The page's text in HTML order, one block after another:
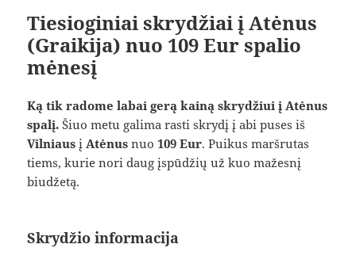
Tiesioginiai skrydžiai į Atėnus
(Graikija) nuo 109 Eur spalio
mėnesį
Ką tik radome labai gerą kainą skrydžiui į Atėnus
spalį. Šiuo metu galima rasti skrydį į abi puses iš
Vilniaus įAtėnus nuo109 Eur. Puikus maršrutas
tiems, kurie nori daug įspūdžių už kuo mažesnį
biudžetą.
Skrydžio informacija